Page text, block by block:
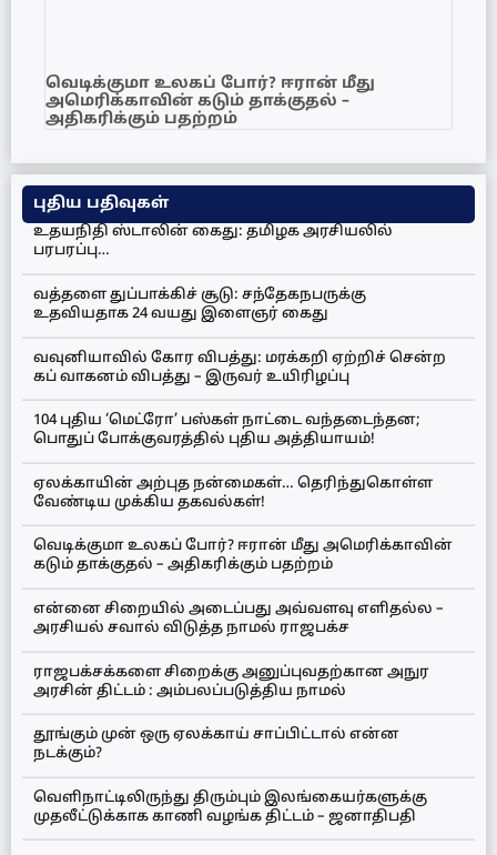
வெடிக்குமா உலகப் போர்? ஈரான் மீது
அமெரிக்காவின் கடும் தாக்குதல் –
அதிகரிக்கும் பதற்றம்
புதிய பதிவுகள்
உதயநிதி ஸ்டாலின் கைது: தமிழக அரசியலில்
பரபரப்பு…
வத்தளை துப்பாக்கிச் சூடு: சந்தேகநபருக்கு
உதவியதாக 24 வயது இளைஞர் கைது
வவுனியாவில் கோர விபத்து: மரக்கறி ஏற்றிச் சென்ற
கப் வாகனம் விபத்து – இருவர் உயிரிழப்பு
104 புதிய ‘மெட்ரோ’ பஸ்கள் நாட்டை வந்தடைந்தன;
பொதுப் போக்குவரத்தில் புதிய அத்தியாயம்!
ஏலக்காயின் அற்புத நன்மைகள்… தெரிந்துகொள்ள
வேண்டிய முக்கிய தகவல்கள்!
வெடிக்குமா உலகப் போர்? ஈரான் மீது அமெரிக்காவின்
கடும் தாக்குதல் – அதிகரிக்கும் பதற்றம்
என்னை சிறையில் அடைப்பது அவ்வளவு எளிதல்ல –
அரசியல் சவால் விடுத்த நாமல் ராஜபக்ச
ராஜபக்சக்களை சிறைக்கு அனுப்புவதற்கான அநுர
அரசின் திட்டம் : அம்பலப்படுத்திய நாமல்
தூங்கும் முன் ஒரு ஏலக்காய் சாப்பிட்டால் என்ன
நடக்கும்?
வெளிநாட்டிலிருந்து திரும்பும் இலங்கையர்களுக்கு
முதலீட்டுக்காக காணி வழங்க திட்டம் – ஜனாதிபதி